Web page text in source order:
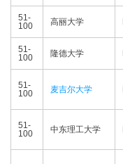
51-
100
高丽大学
51-
100
隆德大学
51-
100
麦吉尔大学
51-
100
中东理工大学